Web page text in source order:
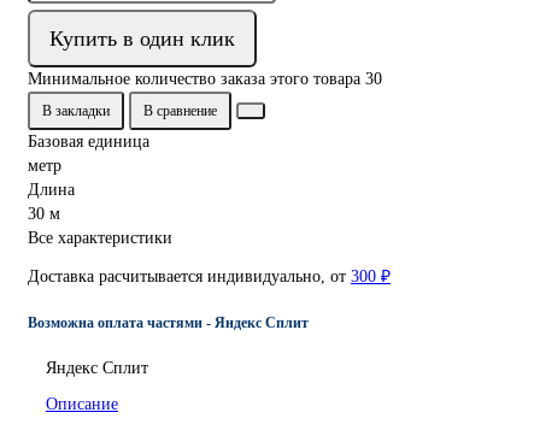
Купить в один клик
Минимальное количество заказа этого товара 30
В закладки В сравнение
Базовая единица
метр
Длина
30 м
Все характеристики
Доставка расчитывается индивидуально, от 300 ₽
Возможна оплата частями - Яндекс Сплит
Яндекс Сплит
Описание